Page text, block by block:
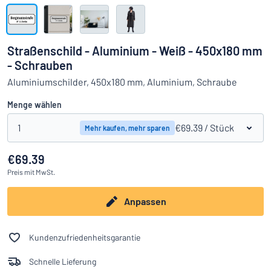
Das Gesuchte nicht gefunden?
Alle Kategorien anzeigen
Einloggen
Straßenschild - Aluminium - Weiß - 450x180 mm
- Schrauben
Aluminiumschilder, 450x180 mm, Aluminium, Schraube
Menge wählen
1 Mehr kaufen, mehr sparen €69.39 / Stück
€69.39
Preis mit MwSt.
Anpassen
Kundenzufriedenheitsgarantie
Schnelle Lieferung